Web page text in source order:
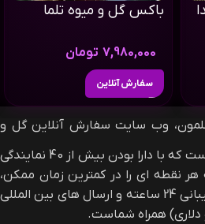
باکس گل و میوه تلما
7,980,000 تومان
سفارش آنلاین
وب سایت سفارش آنلاین گل و
گیاه در ایران و خارج از ایران است که با دارا بودن بیش از 40 نمایندگی
نقطه ای را در کمترین زمان ممکن،
فراهم می کند. گلمون با پشتیبانی 24 ساعته و ارسال های بین المللی
دلاری) همراه شماست.